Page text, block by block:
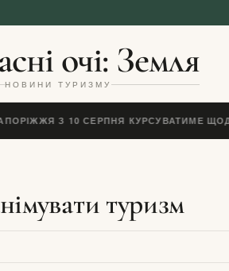
очі: Земля
НОВИНИ ТУРИЗМУ
З 10 СЕРПНЯ КУРСУВАТИМЕ
туризм